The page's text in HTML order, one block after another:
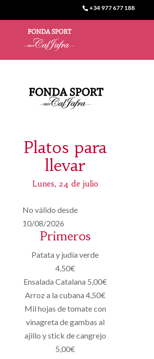
+34 977 677 188
Platos para
llevar
Lunes, 24 de julio
No válido desde
10/08/2026
Primeros
Patata y judía verde
4,50€
Ensalada Catalana 5,00€
Arroz a la cubana 4,50€
Mil hojas de tomate con
vinagreta de gambas al
ajillo y stick de cangrejo
5,00€